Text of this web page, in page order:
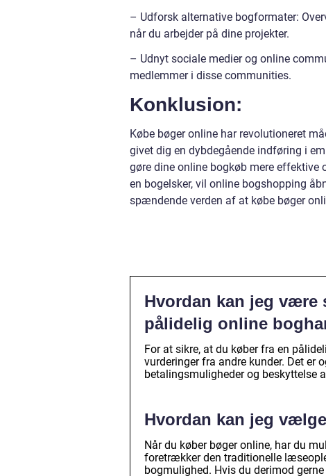
– Udforsk alternative bogformater:
når du arbejder på dine projekter.
– Udnyt sociale medier og online
medlemmer i disse communities.
Konklusion:
Købe bøger online har revolutioneret
givet dig en dybdegående indføring i
gøre dine online bogkøb mere effektive
en bogelsker, vil online bogshopping
spændende verden af at købe bøger
Hvordan kan jeg være
pålidelig online
For at sikre, at du køber fra en
vurderinger fra andre kunder. Det er
betalingsmuligheder og beskyttelse
Hvordan kan jeg
Når du køber bøger online, har du
foretrækker den traditionelle
bogmulighed. Hvis du derimod